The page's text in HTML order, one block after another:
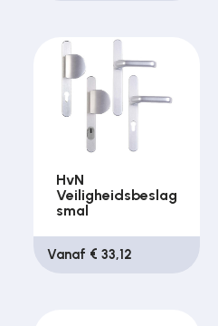
HvN
Veiligheidsbeslag
smal
Vanaf € 33,12